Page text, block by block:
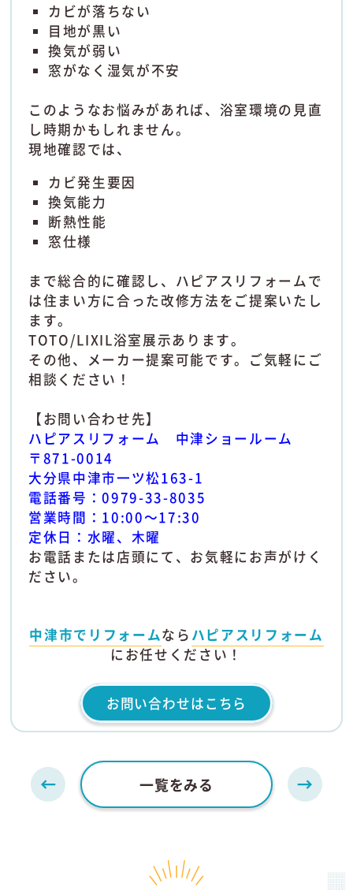
カビが落ちない
目地が黒い
換気が弱い
窓がなく湿気が不安
このようなお悩みがあれば、浴室環境の見直
し時期かもしれません。
現地確認では、
カビ発生要因
換気能力
断熱性能
窓仕様
まで総合的に確認し、ハピアスリフォームで
は住まい方に合った改修方法をご提案いたし
ます。
TOTO/LIXIL浴室展示あります。
その他、メーカー提案可能です。ご気軽にご
相談ください！
【お問い合わせ先】
ハピアスリフォーム 中津ショールーム
〒871-0014
大分県中津市一ツ松163-1
電話番号：0979-33-8035
営業時間：10:00～17:30
定休日：水曜、木曜
お電話または店頭にて、お気軽にお声がけく
ださい。
中津市でリフォームなら ハピアスリフォーム
にお任せください！
お問い合わせはこちら
一覧をみる